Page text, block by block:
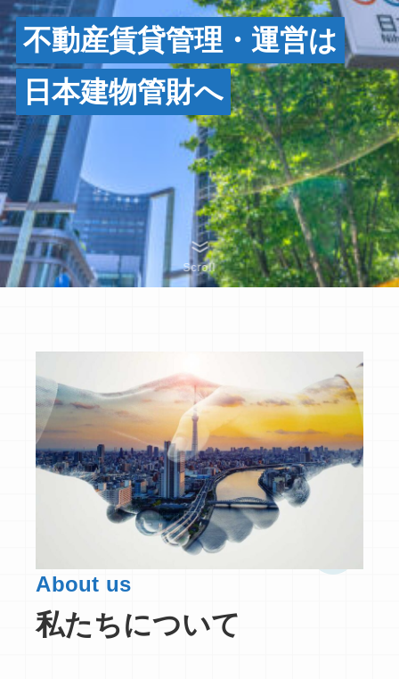
不動産賃貸管理・運営は
日本建物管財へ
Scroll
About us
私たちについて